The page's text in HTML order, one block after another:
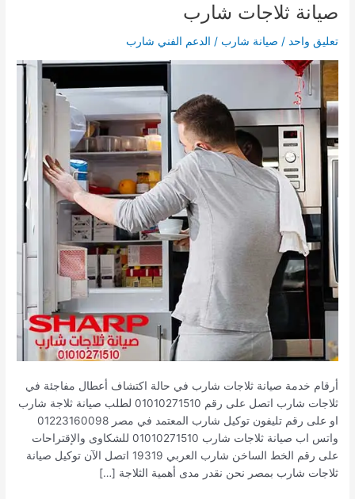
صيانة ثلاجات شارب
تعليق واحد / صيانة شارب / الدعم الفني شارب
أرقام خدمة صيانة ثلاجات شارب في حالة اكتشاف أعطال مفاجئة في
ثلاجات شارب اتصل على رقم 01010271510 لطلب صيانة ثلاجة شارب
او على رقم تليفون توكيل شارب المعتمد في مصر 01223160098
واتس اب صيانة ثلاجات شارب 01010271510 للشكاوى والإقتراحات
على رقم الخط الساخن شارب العربي 19319 اتصل الآن توكيل صيانة
ثلاجات شارب بمصر نحن نقدر مدى أهمية الثلاجة […]
صيانة
ثلاجات
شارب